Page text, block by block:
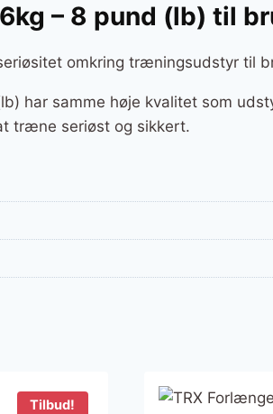
– 8 pund (lb) til
omkring træningsudstyr til
har samme høje kvalitet som
træne seriøst og sikkert.
Tilbud!